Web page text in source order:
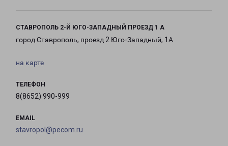
СТАВРОПОЛЬ 2-Й ЮГО-ЗАПАДНЫЙ ПРОЕЗД 1 А
город Ставрополь, проезд 2 Юго-Западный, 1А
на карте
ТЕЛЕФОН
8(8652) 990-999
EMAIL
stavropol@pecom.ru